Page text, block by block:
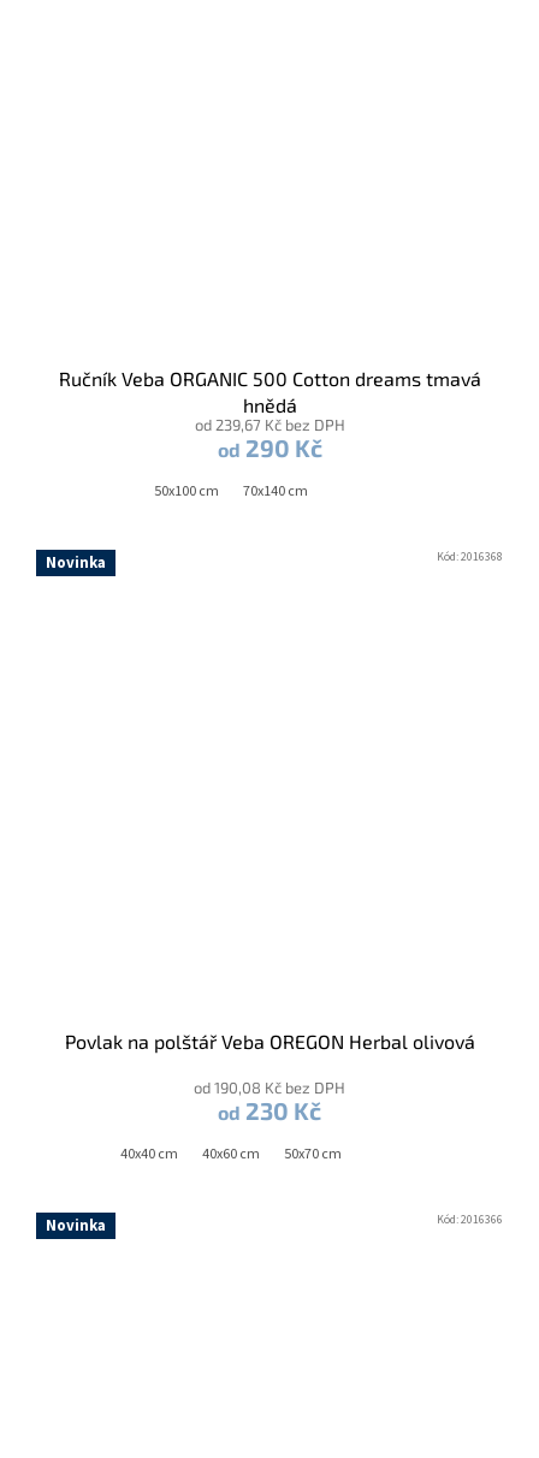
Ručník Veba ORGANIC 500 Cotton dreams tmavá
hnědá
od 239,67 Kč bez DPH
od 290 Kč
50x100 cm 70x140 cm
Novinka
Povlak na polštář Veba OREGON Herbal olivová
od 190,08 Kč bez DPH
od 230 Kč
40x40 cm 40x60 cm 50x70 cm
Kód:2016368
Novinka Kód:2016366